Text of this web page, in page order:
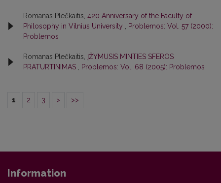
Romanas Plečkaitis, 420 Anniversary of the Faculty of
Philosophy in Vilnius University
Problemos: Vol. 57 (2000):
Problemos
Romanas Plečkaitis, ĮŽYMUSIS MINTIES SFEROS
PRATURTINIMAS
Problemos: Vol. 68 (2005): Problemos
1 2 3 > >>
Information